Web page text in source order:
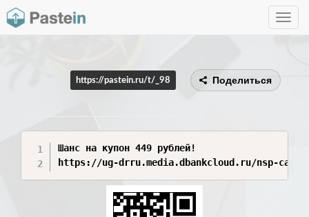
Toggle
https://pastein.ru/t/_98 Поделиться
Шанс на купон 449 рублей!
https://ug-drru.media.dbankcloud.ru/nsp-